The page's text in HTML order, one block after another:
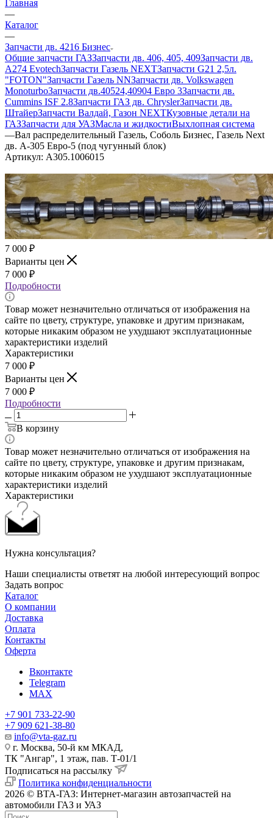
Главная
—
Каталог
—
Запчасти дв. 4216 Бизнес
Общие запчасти ГАЗЗапчасти дв. 406, 405, 409Запчасти дв.
A274 EvotechЗапчасти Газель NEXTЗапчасти G21 2,5л.
"FOTON"Запчасти Газель NNЗапчасти дв. Volkswagen
MonoturboЗапчасти дв.40524,40904 Евро 3Запчасти дв.
Cummins ISF 2.8Запчасти ГАЗ дв. ChryslerЗапчасти дв.
ШтайерЗапчасти Валдай, Газон NEXTКузовные детали на
ГАЗЗапчасти для УАЗМасла и жидкостиВыхлопная система
—Вал распределительный Газель, Соболь Бизнес, Газель Next
дв. А-305 Евро-5 (под чугунный блок)
Артикул: А305.1006015
7 000 ₽
Варианты цен
7 000 ₽
Подробности
Товар может незначительно отличаться от изображения на
сайте по цвету, структуре, упаковке и другим признакам,
которые никаким образом не ухудшают эксплуатационные
характеристики изделий
Характеристики
7 000 ₽
Варианты цен
7 000 ₽
Подробности
В корзину
Товар может незначительно отличаться от изображения на
сайте по цвету, структуре, упаковке и другим признакам,
которые никаким образом не ухудшают эксплуатационные
характеристики изделий
Характеристики
Нужна консультация?
Наши специалисты ответят на любой интересующий вопрос
Задать вопрос
Каталог
О компании
Доставка
Оплата
Контакты
Оферта
Вконтакте
Telegram
MAX
+7 901 733-22-90
+7 909 621-38-80
info@vta-gaz.ru
г. Москва, 50-й км МКАД,
ТК "Ангар", 1 этаж, пав. Т-01/1
Подписаться на рассылку
Политика конфиденциальности
2026 © ВТА-ГАЗ: Интернет-магазин автозапчастей на
автомобили ГАЗ и УАЗ